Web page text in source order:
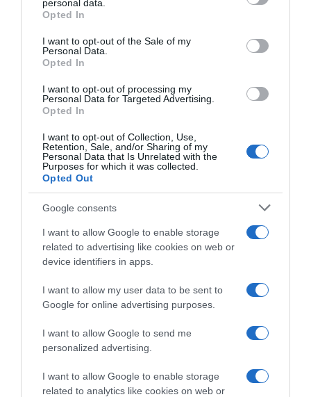
grant or deny consent to Google and its third-party tags to
use your data for below specified purposes in below Google
consent section.
personal data.
Opted In
I want to opt-out of the Sale of my
Personal Data.
Opted In
I want to opt-out of processing my
Personal Data for Targeted Advertising.
Opted In
I want to opt-out of Collection, Use,
Retention, Sale, and/or Sharing of my
Personal Data that Is Unrelated with the
Purposes for which it was collected.
Opted Out
Google consents
I want to allow Google to enable storage
related to advertising like cookies on web or
device identifiers in apps.
I want to allow my user data to be sent to
Google for online advertising purposes.
I want to allow Google to send me
personalized advertising.
I want to allow Google to enable storage
related to analytics like cookies on web or
Παρακαλώ Περιμένετε...
ΔΕΥΤΕΡΑ – ΡΕΜΟΣ ΑΝΤΩΝΗΣ
Παρακαλώ Περιμένετε...
ΕΞΑΙΡΕΣΗ – ΒΙΣΣΗ ΑΝΝΑ